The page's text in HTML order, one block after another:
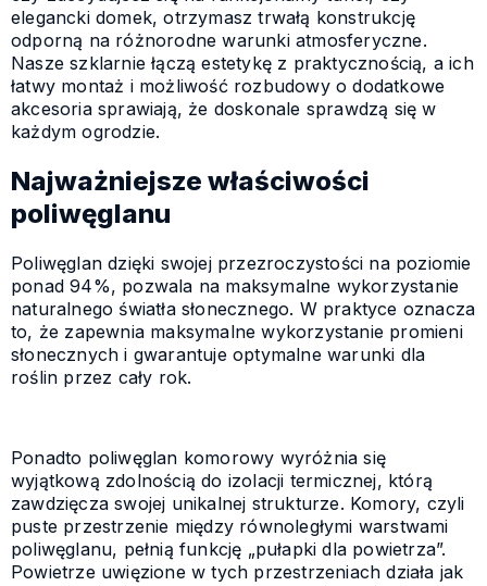
elegancki domek, otrzymasz trwałą konstrukcję
odporną na różnorodne warunki atmosferyczne.
Nasze szklarnie łączą estetykę z praktycznością, a ich
łatwy montaż i możliwość rozbudowy o dodatkowe
akcesoria sprawiają, że doskonale sprawdzą się w
każdym ogrodzie.
Najważniejsze właściwości
poliwęglanu
Poliwęglan dzięki swojej przezroczystości na poziomie
ponad 94%, pozwala na maksymalne wykorzystanie
naturalnego światła słonecznego. W praktyce oznacza
to, że zapewnia maksymalne wykorzystanie promieni
słonecznych i gwarantuje optymalne warunki dla
roślin przez cały rok.
Ponadto poliwęglan komorowy wyróżnia się
wyjątkową zdolnością do izolacji termicznej, którą
zawdzięcza swojej unikalnej strukturze. Komory, czyli
puste przestrzenie między równoległymi warstwami
poliwęglanu, pełnią funkcję „pułapki dla powietrza”.
Powietrze uwięzione w tych przestrzeniach działa jak